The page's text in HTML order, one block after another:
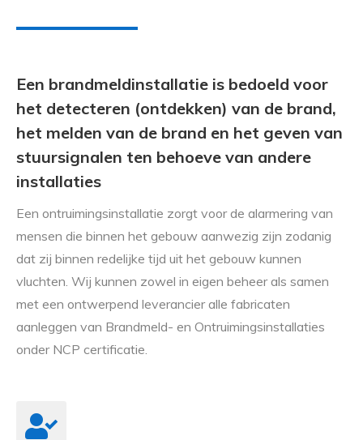
Een brandmeldinstallatie is bedoeld voor
het detecteren (ontdekken) van de brand,
het melden van de brand en het geven van
stuursignalen ten behoeve van andere
installaties
Een ontruimingsinstallatie zorgt voor de alarmering van
mensen die binnen het gebouw aanwezig zijn zodanig
dat zij binnen redelijke tijd uit het gebouw kunnen
vluchten. Wij kunnen zowel in eigen beheer als samen
met een ontwerpend leverancier alle fabricaten
aanleggen van Brandmeld- en Ontruimingsinstallaties
onder NCP certificatie.